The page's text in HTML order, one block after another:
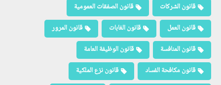
قانون الشركات
قانون الصفقات العمومية
قانون العمل
قانون الغابات
قانون المرور
قانون المنافسة
قانون الوظيفة العامة
قانون مكافحة الفساد
قانون نزع الملكية